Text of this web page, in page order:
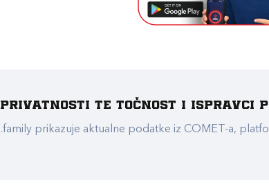
te točnost i ispravci
prikazuje aktualne podatke iz COMET-a,